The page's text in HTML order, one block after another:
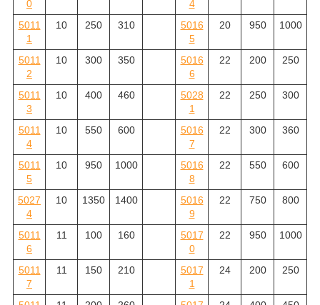
0
4
5011
1
10 250 310
5016
5
20 950 1000
5011
2
10 300 350
5016
6
22 200 250
5011
3
10 400 460
5028
1
22 250 300
5011
4
10 550 600
5016
7
22 300 360
5011
5
10 950 1000
5016
8
22 550 600
5027
4
10 1350 1400
5016
9
22 750 800
5011
6
11 100 160
5017
0
22 950 1000
5011
7
11 150 210
5017
1
24 200 250